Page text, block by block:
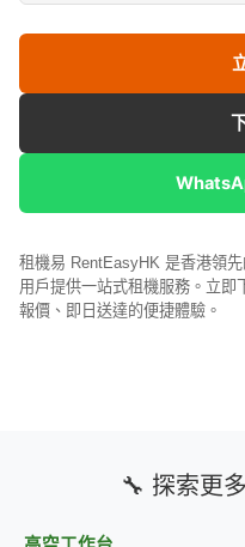
租機易 RentEasyHK 是香港領
用戶提供一站式租機服務。立即
報價、即日送達的便捷體驗。
🔧 探索更